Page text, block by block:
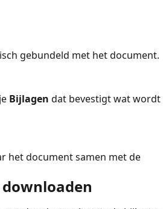
gebundeld met het document.
Bijlagen dat bevestigt wat wordt
het document samen met de